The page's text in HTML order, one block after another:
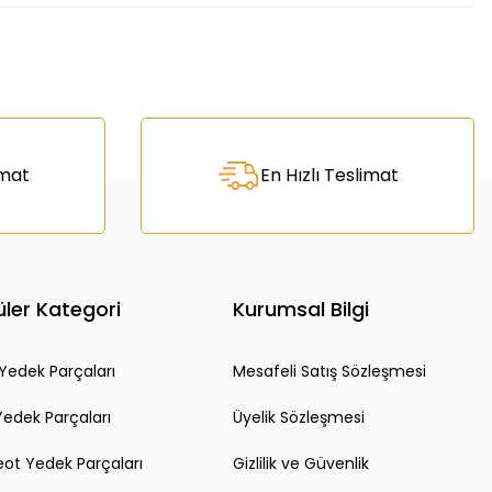
En Hızlı Teslimat
Kategori
Parçaları
Parçaları
Yedek Parçaları
Kurumsal Bilgi
Mesafeli Satış Sözleşmesi
Üyelik Sözleşmesi
Gizlilik ve Güvenlik